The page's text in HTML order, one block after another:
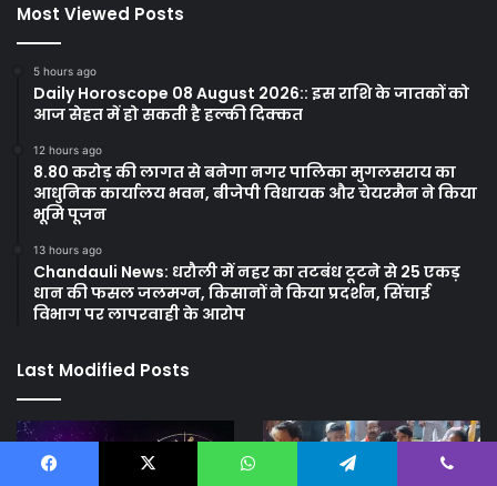
Most Viewed Posts
5 hours ago
Daily Horoscope 08 August 2026:: इस राशि के जातकों को
आज सेहत में हो सकती है हल्की दिक्कत
12 hours ago
8.80 करोड़ की लागत से बनेगा नगर पालिका मुगलसराय का
आधुनिक कार्यालय भवन, बीजेपी विधायक और चेयरमैन ने किया
भूमि पूजन
13 hours ago
Chandauli News: धरौली में नहर का तटबंध टूटने से 25 एकड़
धान की फसल जलमग्न, किसानों ने किया प्रदर्शन, सिंचाई
विभाग पर लापरवाही के आरोप
Last Modified Posts